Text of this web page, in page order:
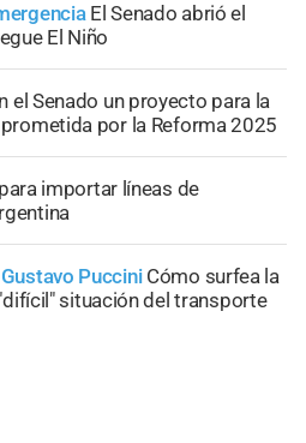
El Senado abrió el
El Niño
el Senado un proyecto para la
por la Reforma 2025
importar líneas de
Puccini Cómo surfea la
situación del transporte